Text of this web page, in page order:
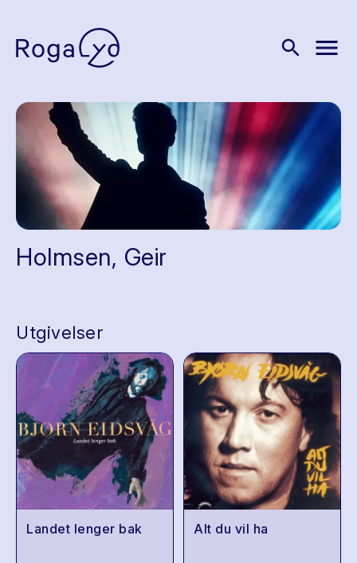
search menu
Holmsen, Geir
Utgivelser
Landet lenger bak Alt du vil ha